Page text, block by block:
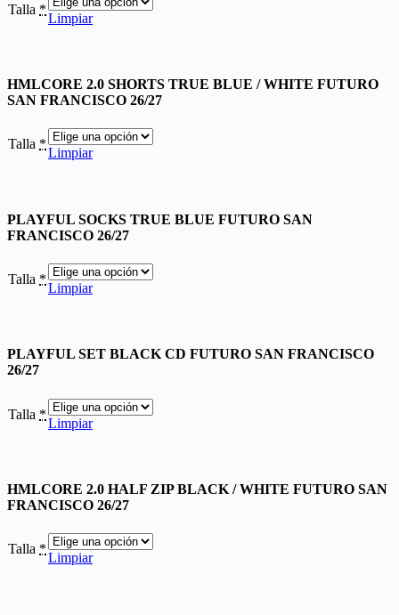
Talla *
Limpiar
HMLCORE 2.0 SHORTS TRUE BLUE / WHITE FUTURO
SAN FRANCISCO 26/27
Talla *
Limpiar
PLAYFUL SOCKS TRUE BLUE FUTURO SAN
FRANCISCO 26/27
Talla *
Limpiar
PLAYFUL SET BLACK CD FUTURO SAN FRANCISCO
26/27
Talla *
Limpiar
HMLCORE 2.0 HALF ZIP BLACK / WHITE FUTURO SAN
FRANCISCO 26/27
Talla *
Limpiar